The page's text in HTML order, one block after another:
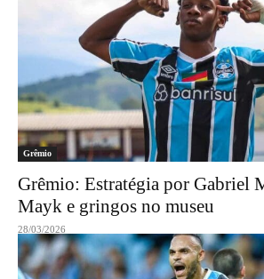
Grêmio
Grêmio: Estratégia por Gabriel
Mayk e gringos no museu
28/03/2026